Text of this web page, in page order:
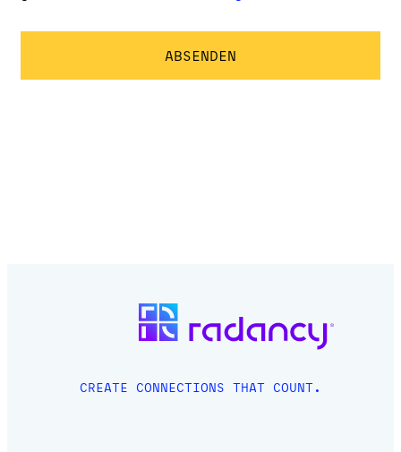
CREATE CONNECTIONS THAT COUNT.